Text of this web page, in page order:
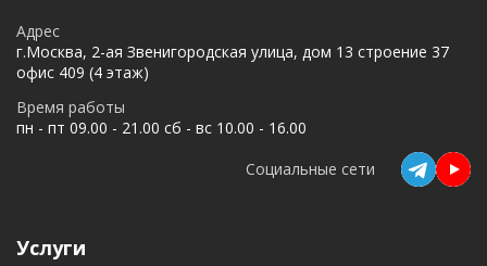
Услуги
Адрес
г.Москва, 2-ая Звенигородская улица, дом 13 строение 37
офис 409 (4 этаж)
Время работы
пн - пт 09.00 - 21.00 сб - вс 10.00 - 16.00
Социальные сети